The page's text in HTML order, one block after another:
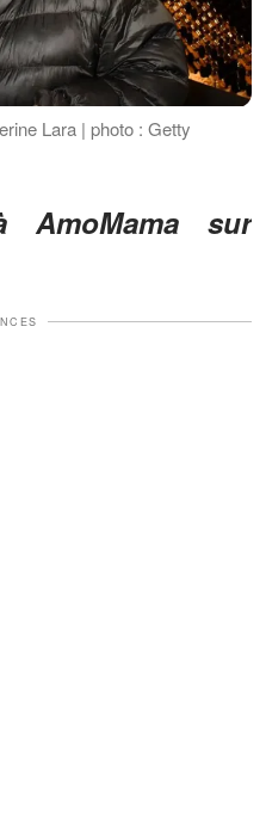
Lara | photo : Getty
AmoMama sur